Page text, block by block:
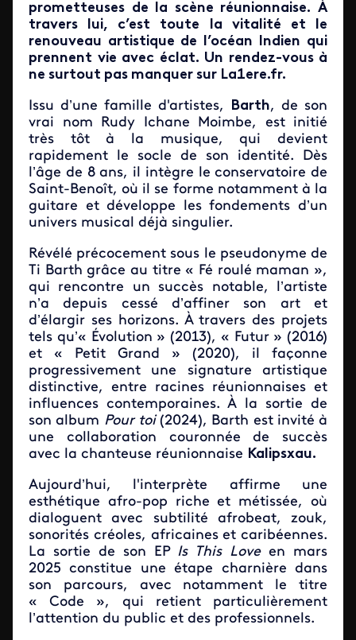
prometteuses de la scène réunionnaise. À
travers lui, c’est toute la vitalité et le
renouveau artistique de l’océan Indien qui
prennent vie avec éclat. Un rendez-vous à
ne surtout pas manquer sur La1ere.fr.
Issu d’une famille d'artistes, Barth, de son
vrai nom Rudy Ichane Moimbe, est initié
très tôt à la musique, qui devient
rapidement le socle de son identité. Dès
l’âge de 8 ans, il intègre le conservatoire de
Saint-Benoît, où il se forme notamment à la
guitare et développe les fondements d’un
univers musical déjà singulier.
Révélé précocement sous le pseudonyme de
Ti Barth grâce au titre « Fé roulé maman »,
qui rencontre un succès notable, l’artiste
n’a depuis cessé d’affiner son art et
d’élargir ses horizons. À travers des projets
tels qu’« Évolution » (2013), « Futur » (2016)
et « Petit Grand » (2020), il façonne
progressivement une signature artistique
distinctive, entre racines réunionnaises et
influences contemporaines.Àla sortie de
son album Pour toi(2024), Barth est invité à
une collaboration couronnée de succès
avec la chanteuse réunionnaise Kalipsxau.
Aujourd’hui, l'interprète affirme une
esthétique afro-pop riche et métissée, où
dialoguent avec subtilité afrobeat, zouk,
sonorités créoles, africaines et caribéennes.
La sortie de son EP Is This Loveen mars
2025 constitue une étape charnière dans
son parcours, avec notamment le titre
« Code », qui retient particulièrement
l’attention du public et des professionnels.